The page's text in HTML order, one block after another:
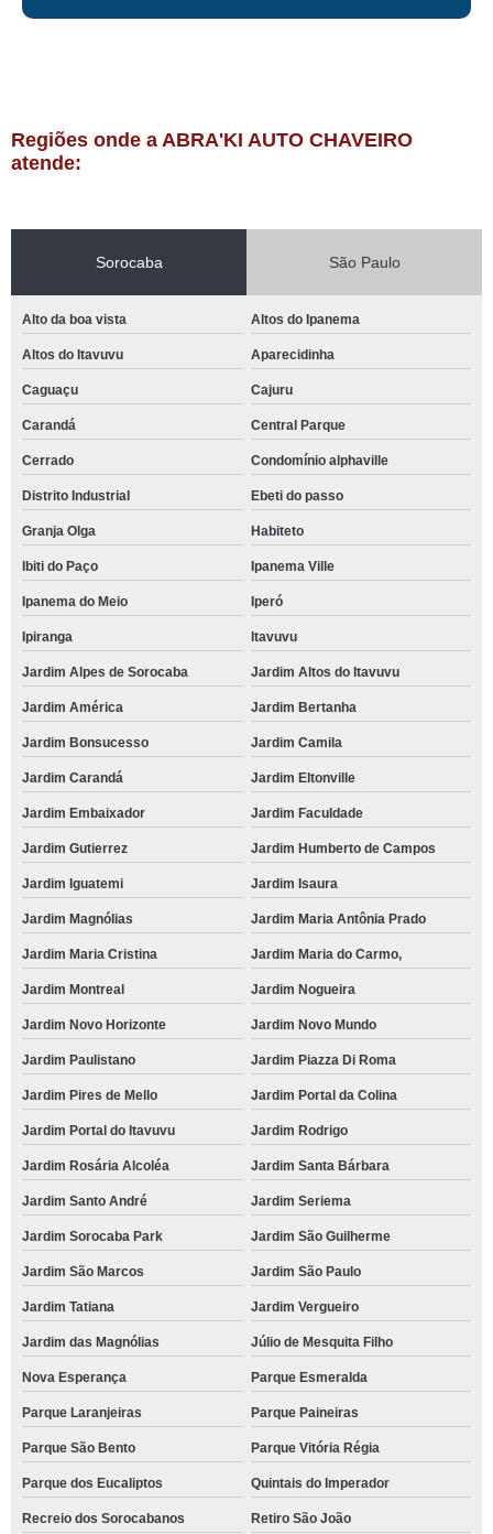
Regiões onde a ABRA'KI AUTO CHAVEIRO
atende:
Sorocaba São Paulo
Alto da boa vista Altos do Ipanema
Altos do Itavuvu Aparecidinha
Caguaçu Cajuru
Carandá Central Parque
Cerrado Condomínio alphaville
Distrito Industrial Ebeti do passo
Granja Olga Habiteto
Ibiti do Paço Ipanema Ville
Ipanema do Meio Iperó
Ipiranga Itavuvu
Jardim Alpes de Sorocaba Jardim Altos do Itavuvu
Jardim América Jardim Bertanha
Jardim Bonsucesso Jardim Camila
Jardim Carandá Jardim Eltonville
Jardim Embaixador Jardim Faculdade
Jardim Gutierrez Jardim Humberto de Campos
Jardim Iguatemi Jardim Isaura
Jardim Magnólias Jardim Maria Antônia Prado
Jardim Maria Cristina Jardim Maria do Carmo,
Jardim Montreal Jardim Nogueira
Jardim Novo Horizonte Jardim Novo Mundo
Jardim Paulistano Jardim Piazza Di Roma
Jardim Pires de Mello Jardim Portal da Colina
Jardim Portal do Itavuvu Jardim Rodrigo
Jardim Rosária Alcoléa Jardim Santa Bárbara
Jardim Santo André Jardim Seriema
Jardim Sorocaba Park Jardim São Guilherme
Jardim São Marcos Jardim São Paulo
Jardim Tatiana Jardim Vergueiro
Jardim das Magnólias Júlio de Mesquita Filho
Nova Esperança Parque Esmeralda
Parque Laranjeiras Parque Paineiras
Parque São Bento Parque Vitória Régia
Parque dos Eucaliptos Quintais do Imperador
Recreio dos Sorocabanos Retiro São João